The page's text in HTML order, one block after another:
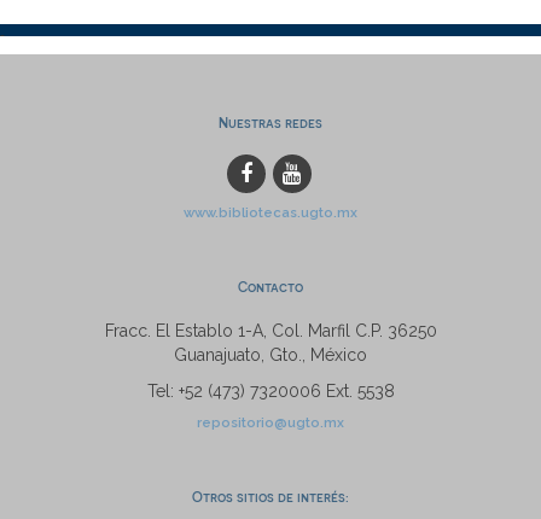
Nuestras redes
www.bibliotecas.ugto.mx
Contacto
Fracc. El Establo 1-A, Col. Marfil C.P. 36250
Guanajuato, Gto., México
Tel: +52 (473) 7320006 Ext. 5538
repositorio@ugto.mx
Otros sitios de interés: